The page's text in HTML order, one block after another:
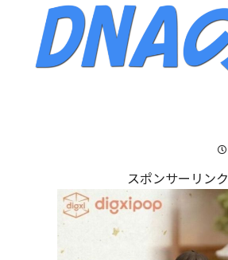
スポンサーリンク